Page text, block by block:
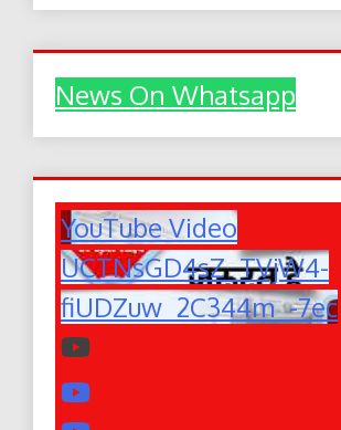
News On Whatsapp
YouTube Video
UCTNsGD4sZ_TVjW4-
fiUDZuw_2C344m_-7ec